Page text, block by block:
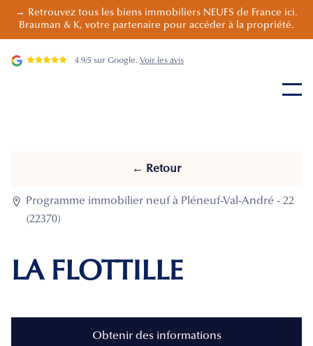
→ Retrouvez tous les biens immobiliers NEUFS de France ici.
Brauman & K, votre partenaire pour accéder à la propriété.
4.9/5 sur Google. Voir les avis
← Retour

Programme immobilier neuf à Pléneuf-Val-André - 22
(22370)
LA FLOTTILLE
Obtenir des informations